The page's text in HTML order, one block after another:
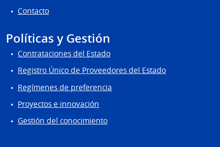
Contacto
Políticas y Gestión
Contrataciones del Estado
Registro Único de Proveedores del Estado
Regímenes de preferencia
Proyectos e innovación
Gestión del conocimiento